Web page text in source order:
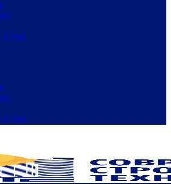
17:00
17:00